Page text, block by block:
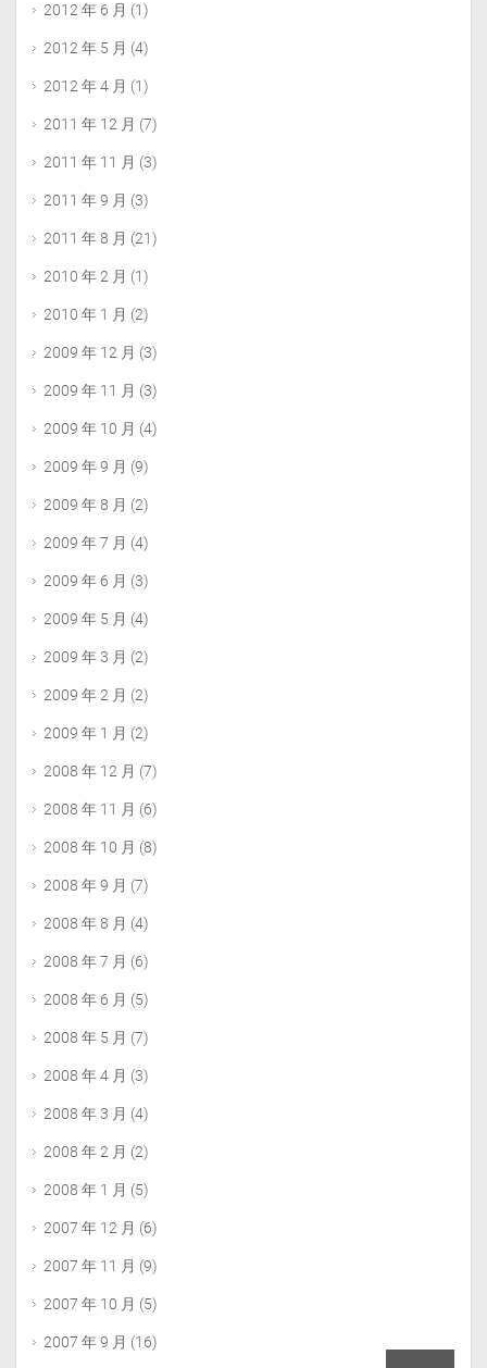
2012 年 6 月 (1)
2012 年 5 月 (4)
2012 年 4 月 (1)
2011 年 12 月 (7)
2011 年 11 月 (3)
2011 年 9 月 (3)
2011 年 8 月 (21)
2010 年 2 月 (1)
2010 年 1 月 (2)
2009 年 12 月 (3)
2009 年 11 月 (3)
2009 年 10 月 (4)
2009 年 9 月 (9)
2009 年 8 月 (2)
2009 年 7 月 (4)
2009 年 6 月 (3)
2009 年 5 月 (4)
2009 年 3 月 (2)
2009 年 2 月 (2)
2009 年 1 月 (2)
2008 年 12 月 (7)
2008 年 11 月 (6)
2008 年 10 月 (8)
2008 年 9 月 (7)
2008 年 8 月 (4)
2008 年 7 月 (6)
2008 年 6 月 (5)
2008 年 5 月 (7)
2008 年 4 月 (3)
2008 年 3 月 (4)
2008 年 2 月 (2)
2008 年 1 月 (5)
2007 年 12 月 (6)
2007 年 11 月 (9)
2007 年 10 月 (5)
2007 年 9 月 (16)